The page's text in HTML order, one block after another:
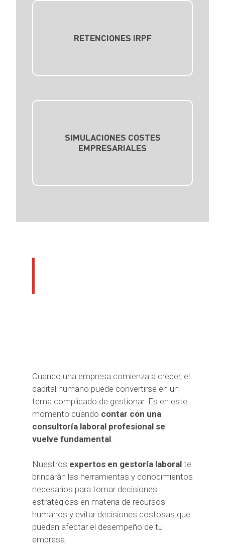
RETENCIONES IRPF
SIMULACIONES COSTES
EMPRESARIALES
Cuando una empresa comienza a crecer, el
capital humano puede convertirse en un
tema complicado de gestionar. Es en este
momento cuando contar con una
consultoría laboral profesional se
vuelve fundamental.
Nuestros expertos en gestoría laboral te
brindarán las herramientas y conocimientos
necesarios para tomar decisiones
estratégicas en materia de recursos
humanos y evitar decisiones costosas que
puedan afectar el desempeño de tu
empresa.